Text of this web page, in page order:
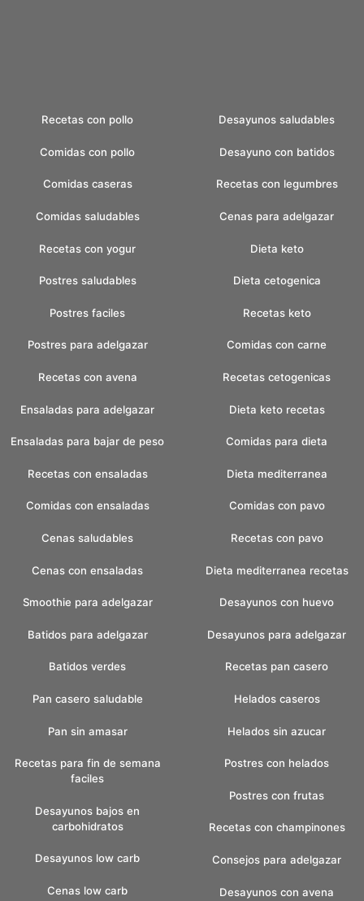
Recetas con pollo
Comidas con pollo
Comidas caseras
Comidas saludables
Recetas con yogur
Postres saludables
Postres faciles
Postres para adelgazar
Recetas con avena
Ensaladas para adelgazar
Ensaladas para bajar de peso
Recetas con ensaladas
Comidas con ensaladas
Cenas saludables
Cenas con ensaladas
Smoothie para adelgazar
Batidos para adelgazar
Batidos verdes
Desayunos saludables
Desayuno con batidos
Recetas con legumbres
Cenas para adelgazar
Dieta keto
Dieta cetogenica
Recetas keto
Comidas con carne
Recetas cetogenicas
Dieta keto recetas
Comidas para dieta
Dieta mediterranea
Comidas con pavo
Recetas con pavo
Dieta mediterranea recetas
Desayunos con huevo
Desayunos para adelgazar
Recetas pan casero
Pan casero saludable
Pan sin amasar
Recetas para fin de semana
faciles
Desayunos bajos en
carbohidratos
Desayunos low carb
Cenas low carb
Helados caseros
Helados sin azucar
Postres con helados
Postres con frutas
Recetas con champinones
Consejos para adelgazar
Desayunos con avena